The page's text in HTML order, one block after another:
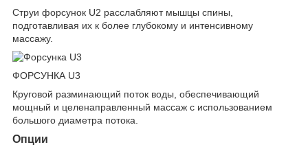
Струи форсунок U2 расслабляют мышцы спины,
подготавливая их к более глубокому и интенсивному
массажу.
ФОРСУНКА U3
Круговой разминающий поток воды, обеспечивающий
мощный и целенаправленный массаж с использованием
большого диаметра потока.
Опции